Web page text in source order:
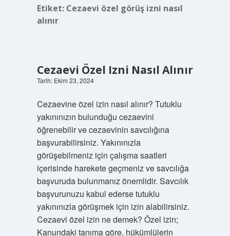
Etiket: Cezaevi özel görüş izni nasıl
alınır
Cezaevi Özel Izni Nasıl Alınır
Tarih: Ekim 23, 2024
Cezaevine özel izin nasıl alınır? Tutuklu
yakınınızın bulunduğu cezaevini
öğrenebilir ve cezaevinin savcılığına
başvurabilirsiniz. Yakınınızla
görüşebilmeniz için çalışma saatleri
içerisinde harekete geçmeniz ve savcılığa
başvuruda bulunmanız önemlidir. Savcılık
başvurunuzu kabul ederse tutuklu
yakınınızla görüşmek için izin alabilirsiniz.
Cezaevi özel izin ne demek? Özel izin;
Kanundaki tanıma göre, hükümlülerin